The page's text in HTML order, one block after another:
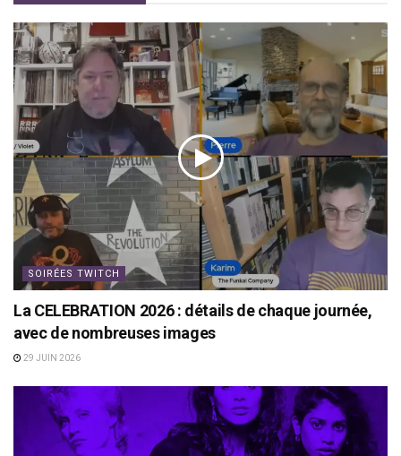
SOIRÉES TWITCH
La CELEBRATION 2026 : détails de chaque journée,
avec de nombreuses images
29 JUIN 2026